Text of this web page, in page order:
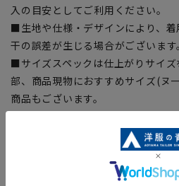
入の目安としてご利用ください。
■生地や仕様・デザインにより、
干の誤差が生じる場合がございます
■サイズスペックは仕上がりサイ
部、商品現物におすすめサイズ(ヌ
商品もございます。
■ブラウザやお使いのモニター環
加減により、実際の商品と掲載画
■店舗や各モールサイトと商品在庫